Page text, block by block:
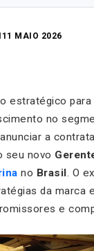
11 MAIO 2026
estratégico
no
a
seu novo
no Brasil. O
da marca
e